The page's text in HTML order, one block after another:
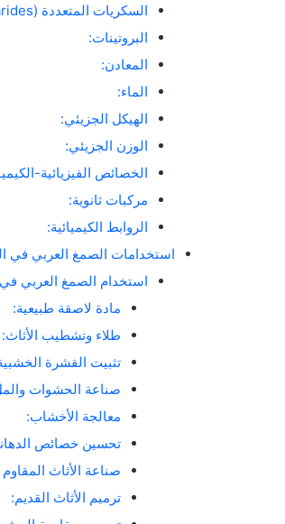
السكريات المتعددة (Polysaccharides):
البروتينات:
المعادن:
الماء:
الهيكل الجزيئي:
الوزن الجزيئي:
الخصائص الفيزيائية-
مركبات ثانوية:
الروابط الكيميائية:
استخدامات الصمغ العربي في
استخدام الصمغ العربي
مادة لاصقة طبيعية:
طلاء وتشطيب الأثاث:
تثبيت القشرة
صناعة الحشوات
معالجة الأخشاب:
تحسين خصائص
صناعة الأثاث المقاوم
ترميم الأثاث القديم: